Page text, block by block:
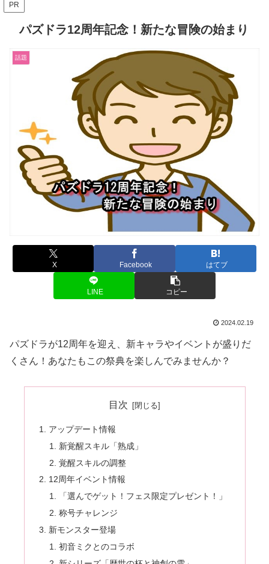
PR
パズドラ12周年記念！新たな冒険の始まり
話題
X Facebook はてブ
LINE コピー
2024.02.19
パズドラが12周年を迎え、新キャラやイベントが盛りだ
くさん！あなたもこの祭典を楽しんでみませんか？
目次
アップデート情報
新覚醒スキル「熟成」
覚醒スキルの調整
12周年イベント情報
「選んでゲット！フェス限定プレゼント！」
称号チャレンジ
新モンスター登場
初音ミクとのコラボ